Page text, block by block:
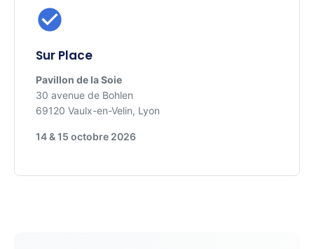
Sur Place
Pavillon de la Soie
30 avenue de Bohlen
69120 Vaulx-en-Velin, Lyon
14 & 15 octobre 2026